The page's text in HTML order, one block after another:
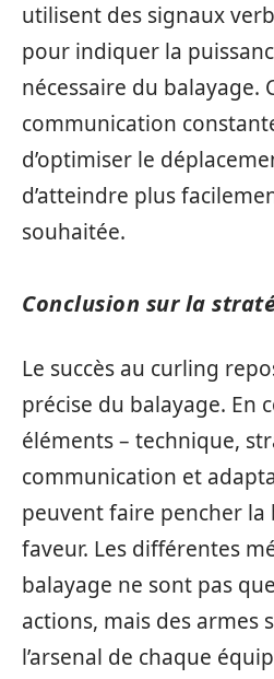
utilisent des signaux
pour indiquer la
nécessaire du balayage.
communication
d’optimiser le
d’atteindre plus
souhaitée.
Conclusion sur la
Le succès au curling
précise du balayage. En
éléments – technique,
communication et
peuvent faire pencher la
faveur. Les différentes
balayage ne sont pas
actions, mais des armes
l’arsenal de chaque